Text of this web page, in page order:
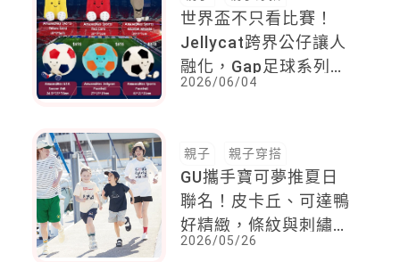
世界盃不只看比賽！
Jellycat跨界公仔讓人
融化，Gap足球系列更
讓你把熱情穿上身
2026/06/04
親子 親子穿搭
GU攜手寶可夢推夏日
聯名！皮卡丘、可達鴨
好精緻，條紋與刺繡，
親子裝必敗！
2026/05/26